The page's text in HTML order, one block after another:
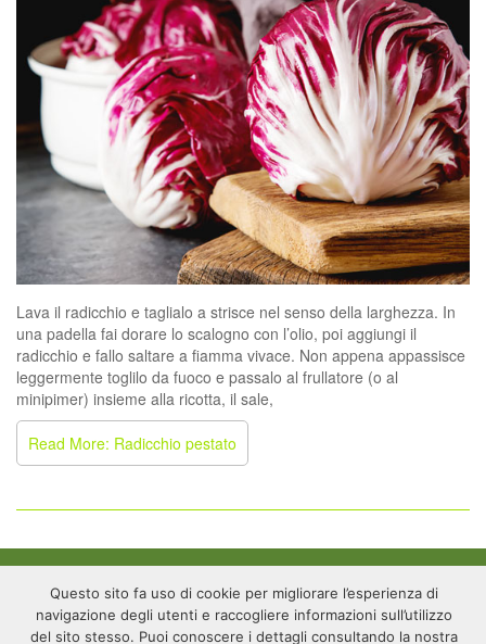
Lava il radicchio e taglialo a strisce nel senso della larghezza. In
una padella fai dorare lo scalogno con l’olio, poi aggiungi il
radicchio e fallo saltare a fiamma vivace. Non appena appassisce
leggermente toglilo da fuoco e passalo al frullatore (o al
minipimer) insieme alla ricotta, il sale,
Read More: Radicchio pestato
Questo sito fa uso di cookie per migliorare l’esperienza di
navigazione degli utenti e raccogliere informazioni sull’utilizzo
del sito stesso. Puoi conoscere i dettagli consultando la nostra